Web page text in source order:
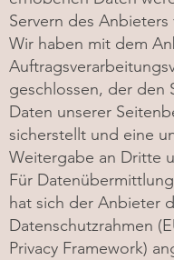
Servern des
Wir haben mit dem
geschlossen, der den
Daten unserer
sicherstellt und eine
Weitergabe an Dritte
Für
hat sich der Anbieter
Datenschutzrahmen
Privacy Framework)